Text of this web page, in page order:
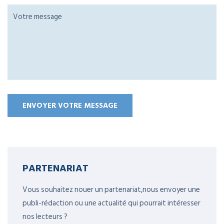
PARTENARIAT
Vous souhaitez nouer un partenariat,nous envoyer une
publi-rédaction ou une actualité qui pourrait intéresser
nos lecteurs ?